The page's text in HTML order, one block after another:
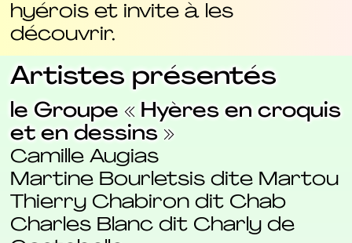
hyérois et invite à les
découvrir.
Artistes présentés
le Groupe « Hyères en croquis
et en dessins »
Camille Augias
Martine Bourletsis dite Martou
Thierry Chabiron dit Chab
Charles Blanc dit Charly de